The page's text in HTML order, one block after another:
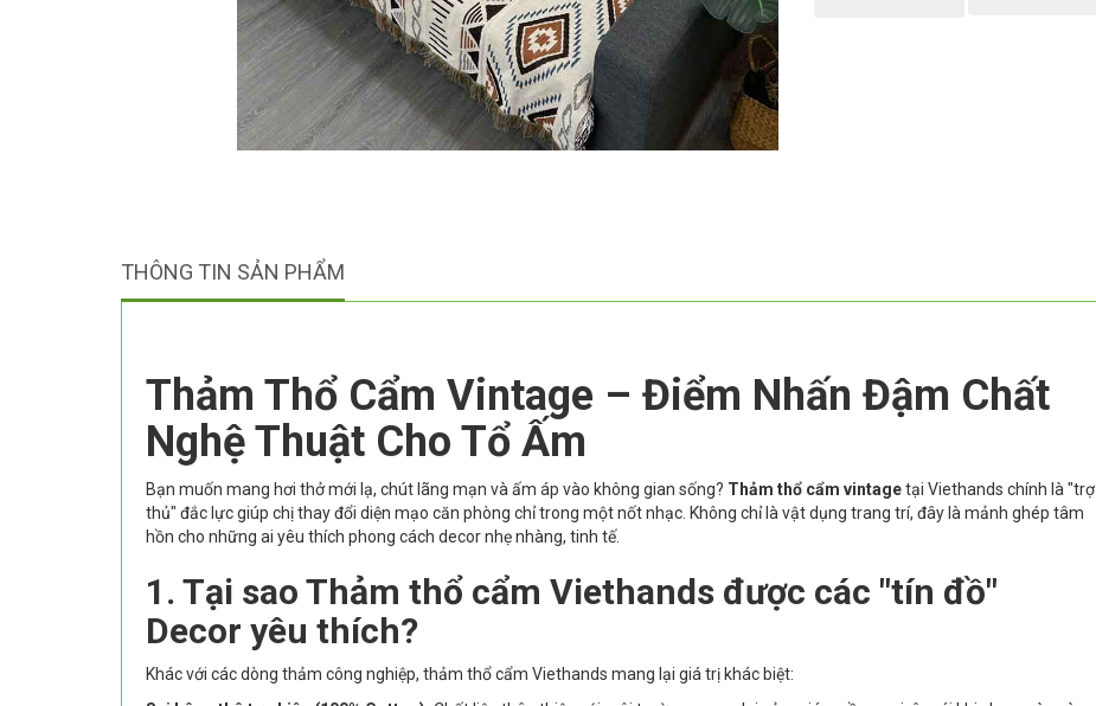
THÔNG TIN SẢN PHẨM
Thảm Thổ Cẩm Vintage – Điểm Nhấn Đậm Chất
Nghệ Thuật Cho Tổ Ấm
Bạn muốn mang hơi thở mới lạ, chút lãng mạn và ấm áp vào không gian sống? Thảm thổ cẩm vintagetại Viethands chính là "trợ
thủ" đắc lực giúp chị thay đổi diện mạo căn phòng chỉ trong một nốt nhạc. Không chỉ là vật dụng trang trí, đây là mảnh ghép tâm
hồn cho những ai yêu thích phong cách decor nhẹ nhàng, tinh tế.
1. Tại sao Thảm thổ cẩm Viethands được các "tín đồ"
Decor yêu thích?
Khác với các dòng thảm công nghiệp, thảm thổ cẩm Viethands mang lại giá trị khác biệt: